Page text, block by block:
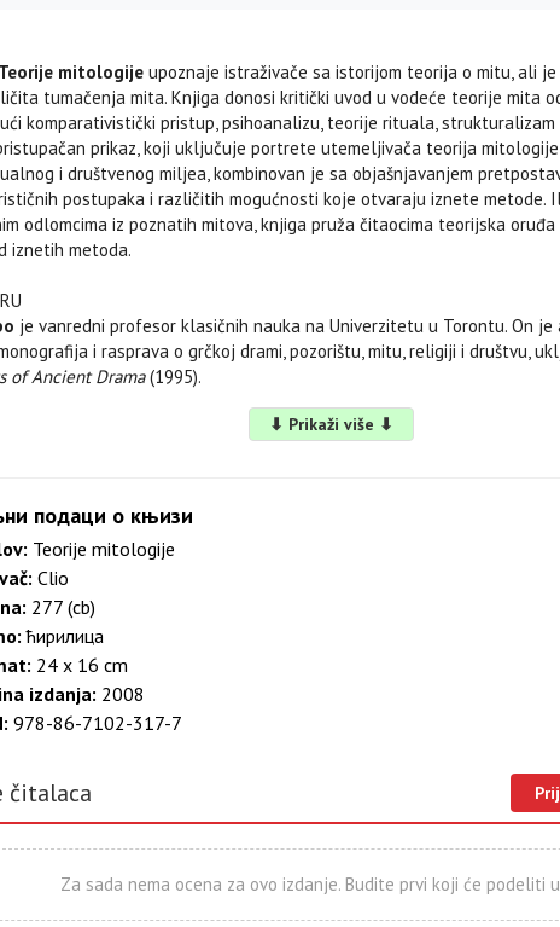
Teorije mitologije upoznaje istraživače sa istorijom teorija o mitu, ali
tumačenja mita. Knjiga donosi kritički uvod u vodeće teorije mita
komparativistički pristup, psihoanalizu, teorije rituala, strukturalizam
prikaz, koji uključuje portrete utemeljivača teorija
i društvenog miljea, kombinovan je sa objašnjavanjem
postupaka i različitih mogućnosti koje otvaraju iznete metode.
odlomcima iz poznatih mitova, knjiga pruža čitaocima teorijska oruđa
iznetih metoda.
je vanredni profesor klasičnih nauka na Univerzitetu u Torontu. On
i rasprava o grčkoj drami, pozorištu, mitu, religiji i društvu,
of Ancient Drama(1995).
⬇ Prikaži više ⬇
подаци о књизи
Teorije mitologije
Clio
277 (cb)
ћирилица
24 x 16 cm
izdanja: 2008
978-86-7102-317-7
čitalaca
Za sada nema ocena za ovo izdanje. Budite prvi koji će podeliti